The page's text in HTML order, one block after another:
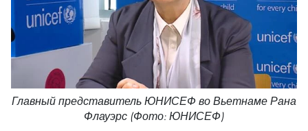
Главный представитель ЮНИСЕФ во Вьетнаме Рана
Флауэрс (Фото: ЮНИСЕФ)